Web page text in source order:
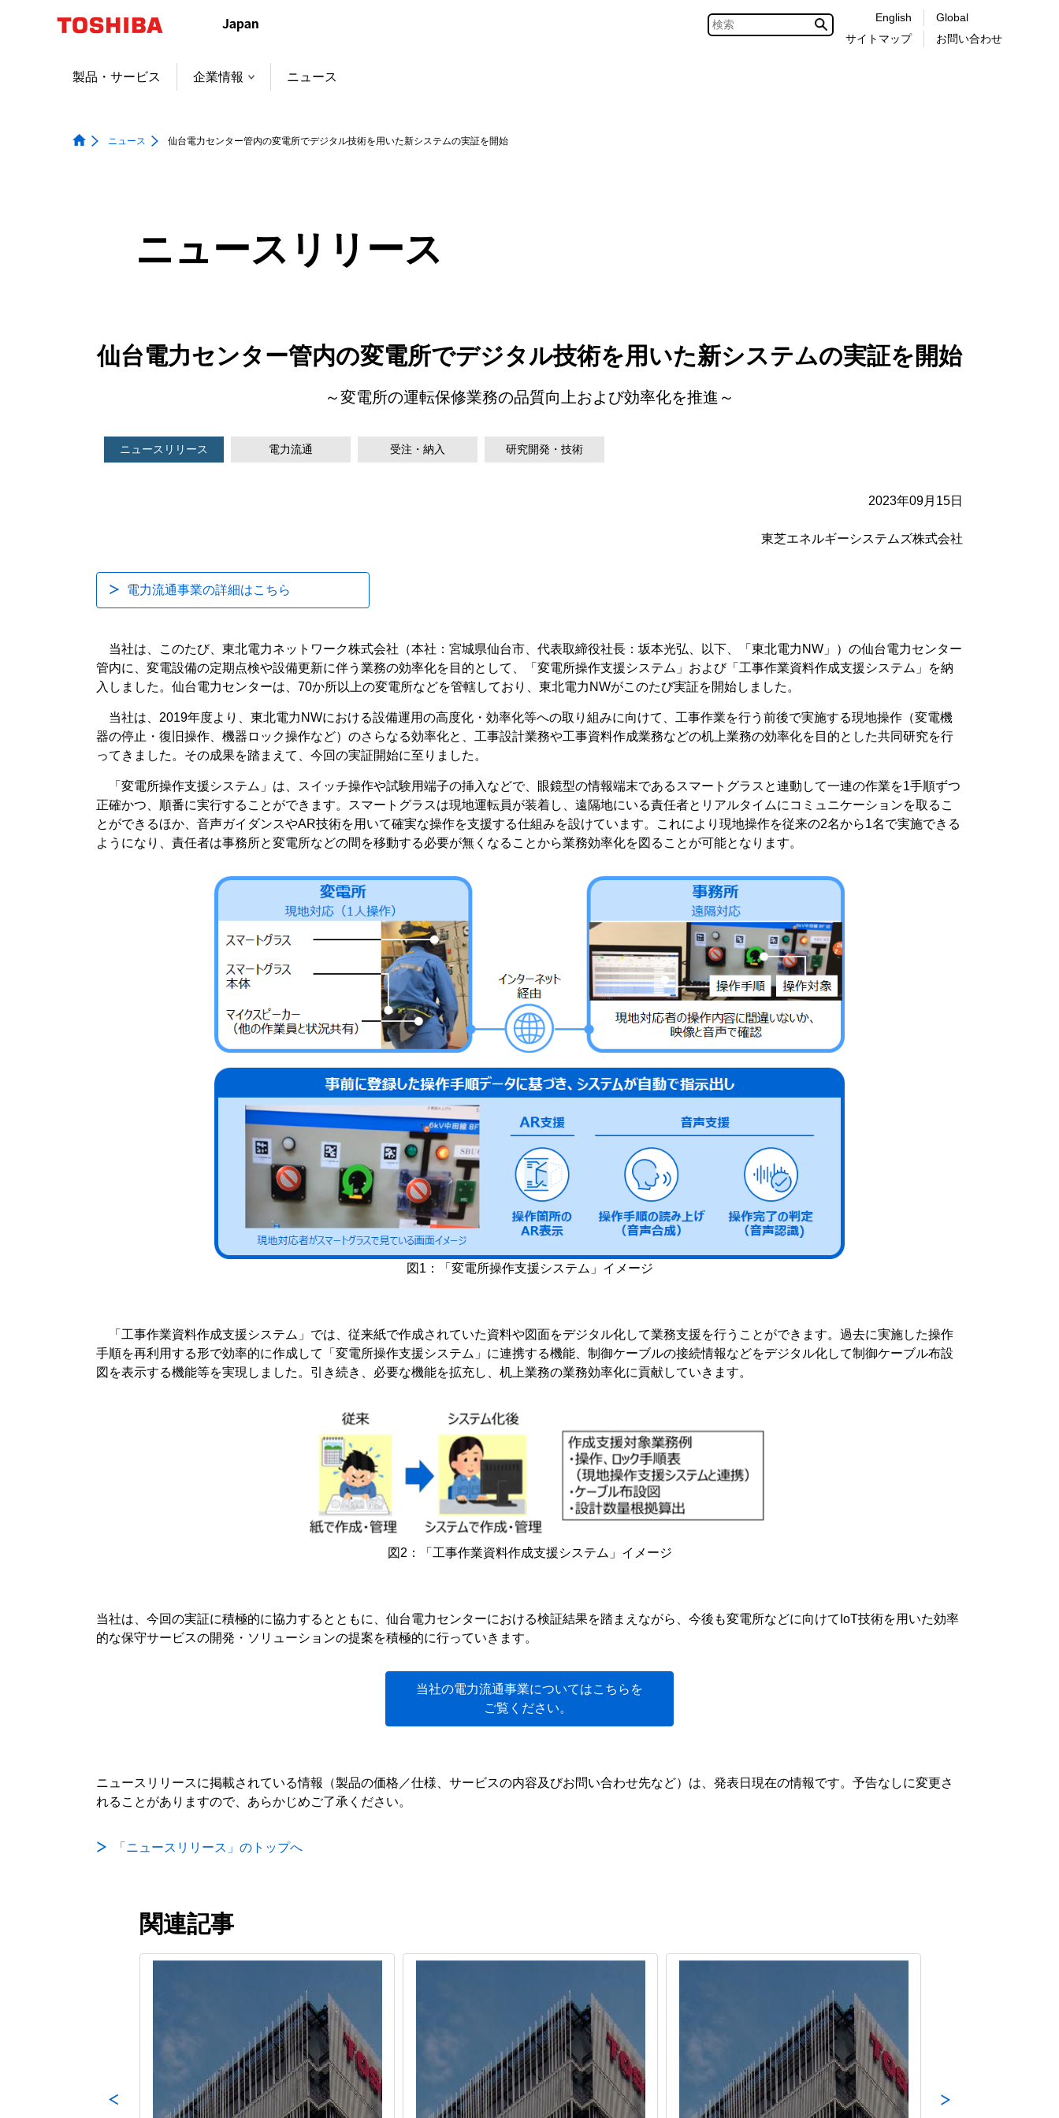
ャ
English
サイトマップ
Global
お問い合わせ
製品・サービス 企業情報 ニュース
ニュース 仙台電力センター管内の変電所でデジタル技術を用いた新システムの実証を開始
ニュースリリース
仙台電力センター管内の変電所でデジタル技術を用いた新システムの実証を開始
～変電所の運転保修業務の品質向上および効率化を推進～
ニュースリリース 電力流通 受注・納入 研究開発・技術
2023年09月15日
東芝エネルギーシステムズ株式会社
電力流通事業の詳細はこちら
当社は、このたび、東北電力ネットワーク株式会社（本社：宮城県仙台市、代表取締役社長：坂本光弘、以下、「東北電力NW」）の仙台電力センター
管内に、変電設備の定期点検や設備更新に伴う業務の効率化を目的として、「変電所操作支援システム」および「工事作業資料作成支援システム」を納
入しました。仙台電力センターは、70か所以上の変電所などを管轄しており、東北電力NWがこのたび実証を開始しました。
当社は、2019年度より、東北電力NWにおける設備運用の高度化・効率化等への取り組みに向けて、工事作業を行う前後で実施する現地操作（変電機
器の停止・復旧操作、機器ロック操作など）のさらなる効率化と、工事設計業務や工事資料作成業務などの机上業務の効率化を目的とした共同研究を行
ってきました。その成果を踏まえて、今回の実証開始に至りました。
「変電所操作支援システム」は、スイッチ操作や試験用端子の挿入などで、眼鏡型の情報端末であるスマートグラスと連動して一連の作業を1手順ずつ
正確かつ、順番に実行することができます。スマートグラスは現地運転員が装着し、遠隔地にいる責任者とリアルタイムにコミュニケーションを取るこ
とができるほか、音声ガイダンスやAR技術を用いて確実な操作を支援する仕組みを設けています。これにより現地操作を従来の2名から1名で実施できる
ようになり、責任者は事務所と変電所などの間を移動する必要が無くなることから業務効率化を図ることが可能となります。
図1：「変電所操作支援システム」イメージ
「工事作業資料作成支援システム」では、従来紙で作成されていた資料や図面をデジタル化して業務支援を行うことができます。過去に実施した操作
手順を再利用する形で効率的に作成して「変電所操作支援システム」に連携する機能、制御ケーブルの接続情報などをデジタル化して制御ケーブル布設
図を表示する機能等を実現しました。引き続き、必要な機能を拡充し、机上業務の業務効率化に貢献していきます。
図2：「工事作業資料作成支援システム」イメージ
当社は、今回の実証に積極的に協力するとともに、仙台電力センターにおける検証結果を踏まえながら、今後も変電所などに向けてIoT技術を用いた効率
的な保守サービスの開発・ソリューションの提案を積極的に行っていきます。
当社の電力流通事業についてはこちらを
ご覧ください。
ニュースリリースに掲載されている情報（製品の価格／仕様、サービスの内容及びお問い合わせ先など）は、発表日現在の情報です。予告なしに変更さ
れることがありますので、あらかじめご了承ください。
「ニュースリリース」のトップへ
関連記事